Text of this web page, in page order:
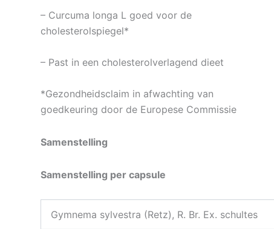
– Curcuma longa L goed voor de
cholesterolspiegel*
– Past in een cholesterolverlagend dieet
*Gezondheidsclaim in afwachting van
goedkeuring door de Europese Commissie
Samenstelling
Samenstelling per capsule
Gymnema sylvestra (Retz), R. Br. Ex. schultes